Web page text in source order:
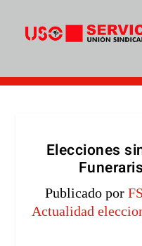
Elecciones
Publicado por
Actualidad